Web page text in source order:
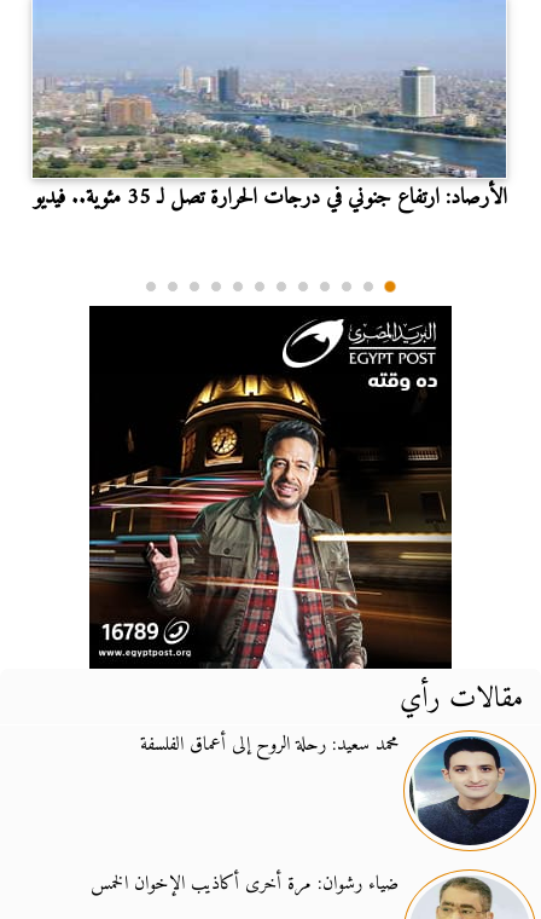
الأرصاد: ارتفاع جنوني في درجات الحرارة تصل لـ 35 مئوية.. فيديو
مقالات رأي
محمد سعيد: رحلة الروح إلى أعماق الفلسفة
ضياء رشوان: مرة أخرى أكاذيب الإخوان الخمس